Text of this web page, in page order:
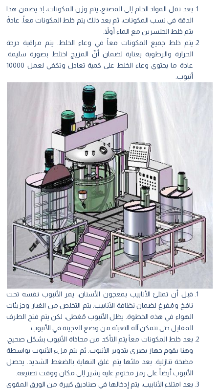
بعد نقل المواد الخام إلى المصنع، يتم وزن المكونات، إذ يضمن هذا
الدقة في نسب المكونات، ثم بعد ذلك يتم خلط المكونات معاً. عادةً
يتم خلط الجلسرين مع الماء أولاً.
يتم خلط جميع المكونات معاً في وعاء الخلط. يتم مراقبة درجة
الحرارة والرطوبة بعناية لضمان أنّ المزيج اختلط بصورة سليمة.
عادة ما يحتوي وعاء الخلط على كمية تعادل وتكفي لعمل 10000
أنبوب.
قبل أن تمتلئ الأنابيب بمعجون الأسنان، يمر الأنبوب نفسه تحت
نافخ ومُفرغ لضمان نظافة الأنابيب. يتم التخلص من الغبار وجزيئات
الهواء في هذه الخطوة. يظل الأنبوب مُغطى، لكن يتم فتح الطرف
المقابل حتى تتمكن آلة التعبئة من وضع العجينة في الأنبوب.
بعد خلط المكونات معاً يتم التأكد من محاذاة الأنبوب بشكل صحيح،
وهنا يقوم جهاز بصري بتدوير الأنبوب. ثم يتم ملء الأنبوب بواسطة
مضخة تنازلية. بعد ملئها يتم غلق النهاية بالضغط الشديد. يحصل
الأنبوب أيضاً على رمز مختوم عليه يشير إلى مكان ووقت تصنيعه.
بعد امتلاء الأنابيب، يتم إدخالها في صناديق كبيرة من الورق المقوى